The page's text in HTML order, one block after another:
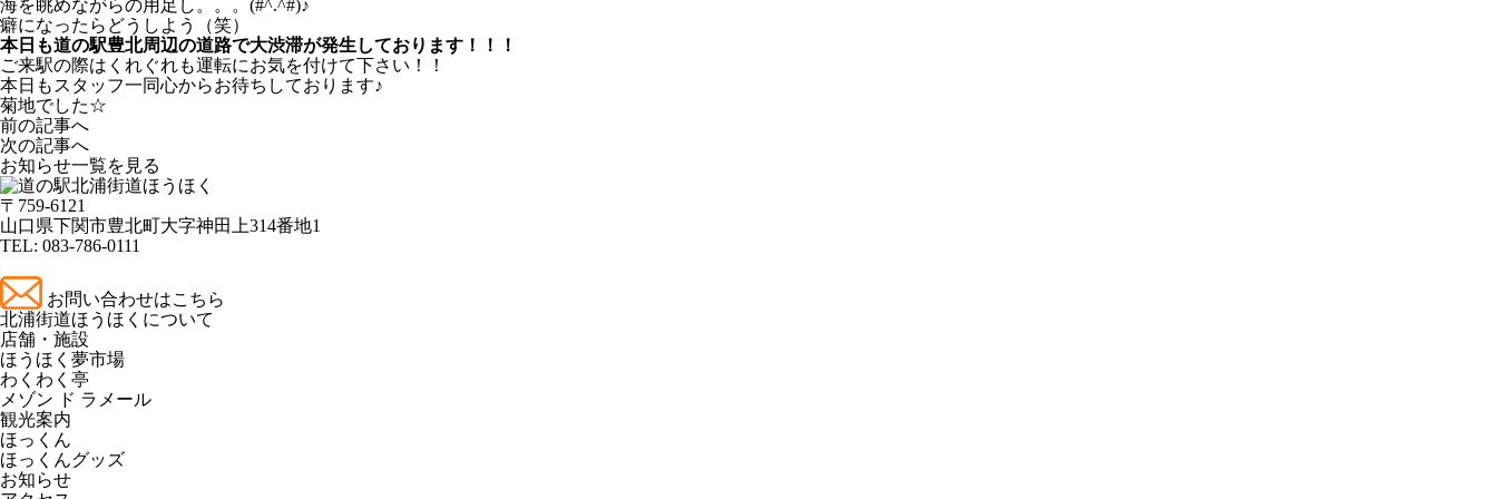
海を眺めながらの用足し。。。(#^.^#)♪
癖になったらどうしよう（笑）
本日も道の駅豊北周辺の道路で大渋滞が発生しております！！！
ご来駅の際はくれぐれも運転にお気を付けて下さい！！
本日もスタッフ一同心からお待ちしております♪
菊地でした☆
前の記事へ
次の記事へ
お知らせ一覧を見る
〒759-6121
山口県下関市豊北町大字神田上314番地1
TEL: 083-786-0111
お問い合わせはこちら
北浦街道ほうほくについて
店舗・施設
ほうほく夢市場
わくわく亭
メゾン ド ラメール
観光案内
ほっくん
ほっくんグッズ
お知らせ